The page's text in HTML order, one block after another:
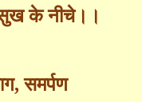
के नीचे।।
,समर्पण